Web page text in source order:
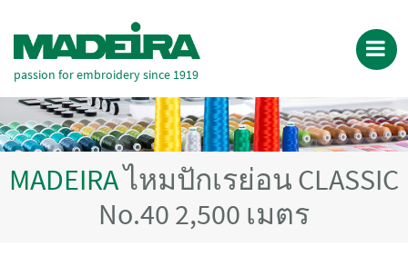
passion for embroidery since 1919
MADEIRAไหมปักเรย่อน CLASSIC
No.40 2,500 เมตร